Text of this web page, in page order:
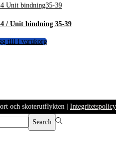
/ Unit bindning 35-39
till i varukorg
och skoterutflykten Integritetspolicy
Search